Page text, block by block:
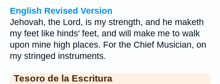
English Revised Version
Jehovah, the Lord, is my strength, and he maketh
my feet like hinds' feet, and will make me to walk
upon mine high places. For the Chief Musician, on
my stringed instruments.
Tesoro de la Escritura